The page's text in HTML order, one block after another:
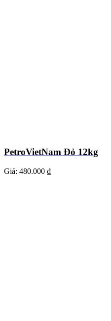
PetroVietNam Đỏ 12kg
Giá: 480.000 ₫